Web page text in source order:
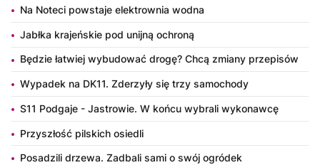
Na Noteci powstaje elektrownia wodna
Jabłka krajeńskie pod unijną ochroną
Będzie łatwiej wybudować drogę? Chcą zmiany przepisów
Wypadek na DK11. Zderzyły się trzy samochody
S11 Podgaje - Jastrowie. W końcu wybrali wykonawcę
Przyszłość pilskich osiedli
Posadzili drzewa. Zadbali sami o swój ogródek